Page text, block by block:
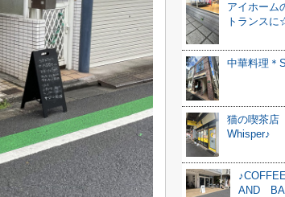
アイホーム
トランス
中華料理＊
猫の喫茶店
Whisper♪
AND